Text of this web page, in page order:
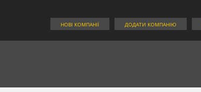
ДОДАТИ КОМПАНІЮ
НОВІ КОМПАНІЇ